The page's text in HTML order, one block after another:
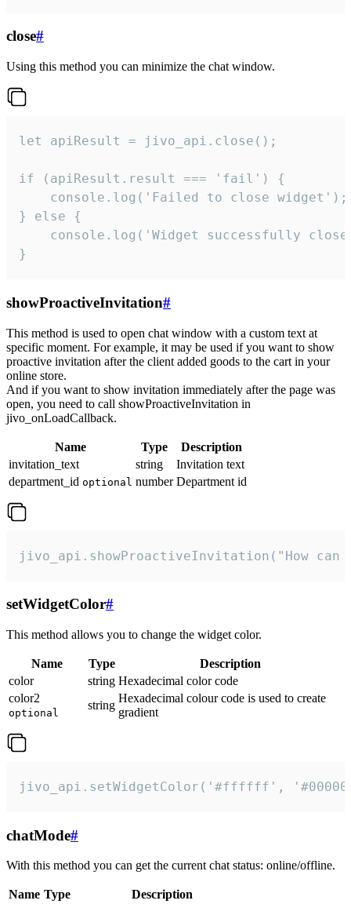
close#
Using this method you can minimize the chat window.
let apiResult = jivo_api.close();
if (apiResult.result === 'fail') {
    console.log('Failed to close widget');
} else {
console.log('Widget successfully
}
showProactiveInvitation#
This method is used to open chat window with a custom text at
specific moment. For example, it may be used if you want to show
proactive invitation after the client added goods to the cart in your
online store.
And if you want to show invitation immediately after the page was
open, you need to call showProactiveInvitation in
jivo_onLoadCallback.
Name Type
Description
invitation_text
string
Invitation text
department_id optional number Department id
jivo_api.showProactiveInvitation("How
setWidgetColor#
This method allows you to change the widget color.
Name Type
Description
color
string Hexadecimal color code
color2
optional
string
Hexadecimal colour code is used to create
gradient
jivo_api.setWidgetColor('#ffffff',
chatMode#
With this method you can get the current chat status: online/offline.
Name Type
Description